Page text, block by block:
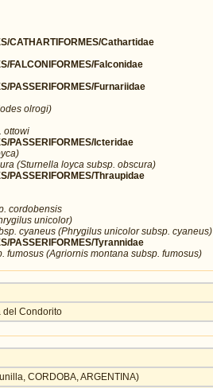
CATHARTIFORMES/Cathartidae
FALCONIFORMES/Falconidae
PASSERIFORMES/Furnariidae
olrogi)
ottowi
PASSERIFORMES/Icteridae
(Sturnella loyca subsp. obscura)
PASSERIFORMES/Thraupidae
cordobensis
unicolor)
cyaneus (Phrygilus unicolor subsp. cyaneus)
PASSERIFORMES/Tyrannidae
fumosus (Agriornis montana subsp. fumosus)
del Condorito
CORDOBA, ARGENTINA)